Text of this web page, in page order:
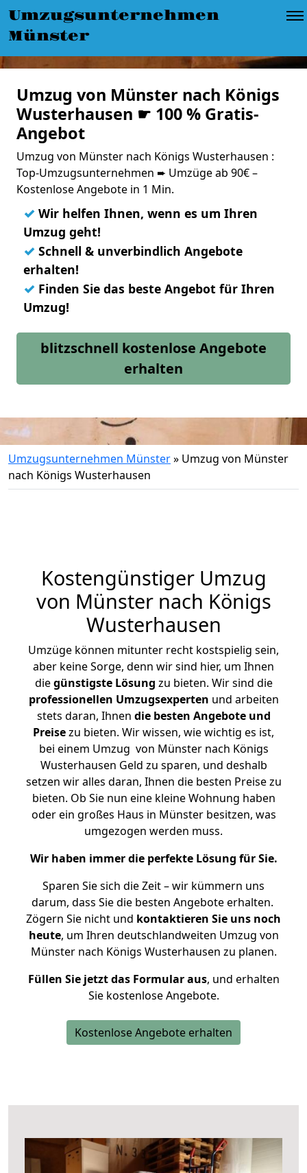
Umzugsunternehmen
Münster
Umzug von Münster nach Königs
Wusterhausen ☛ 100 % Gratis-
Angebot
Umzug von Münster nach Königs Wusterhausen :
Top-Umzugsunternehmen ➨ Umzüge ab 90€ –
Kostenlose Angebote in 1 Min.
✓ Wir helfen Ihnen, wenn es um Ihren
Umzug geht!
✓ Schnell & unverbindlich Angebote
erhalten!
✓ Finden Sie das beste Angebot für Ihren
Umzug!
blitzschnell kostenlose Angebote
erhalten
Umzugsunternehmen Münster» Umzug von Münster
nach Königs Wusterhausen
Kostengünstiger Umzug
von Münster nach Königs
Wusterhausen
Umzüge können mitunter recht kostspielig sein,
aber keine Sorge, denn wir sind hier, um Ihnen
diegünstigste Lösung zu bieten. Wir sind die
professionellen Umzugsexperten und arbeiten
stets daran, Ihnen die besten Angebote und
Preisezu bieten. Wir wissen, wie wichtig es ist,
bei einem Umzug von Münster nach Königs
Wusterhausen Geld zu sparen, und deshalb
setzen wir alles daran, Ihnen die besten Preise zu
bieten. Ob Sie nun eine kleine Wohnung haben
oder ein großes Haus in Münster besitzen, was
umgezogen werden muss.
Wir haben immer die perfekte Lösung für Sie.
Sparen Sie sich die Zeit – wir kümmern uns
darum, dass Sie die besten Angebote erhalten.
Zögern Sie nicht und kontaktieren Sie uns noch
heute, um Ihren deutschlandweiten Umzug von
Münster nach Königs Wusterhausen zu planen.
Füllen Sie jetzt das Formular aus, und erhalten
Sie kostenlose Angebote.
Kostenlose Angebote erhalten